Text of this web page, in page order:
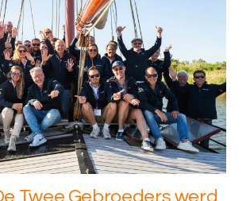
Twee Gebroeders werd